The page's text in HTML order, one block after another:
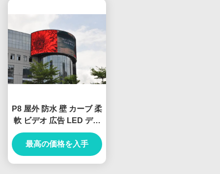
P8 屋外 防水 壁 カーブ 柔
軟 ビデオ 広告 LED ディ
スプレイ スクリーン
最高の価格を入手